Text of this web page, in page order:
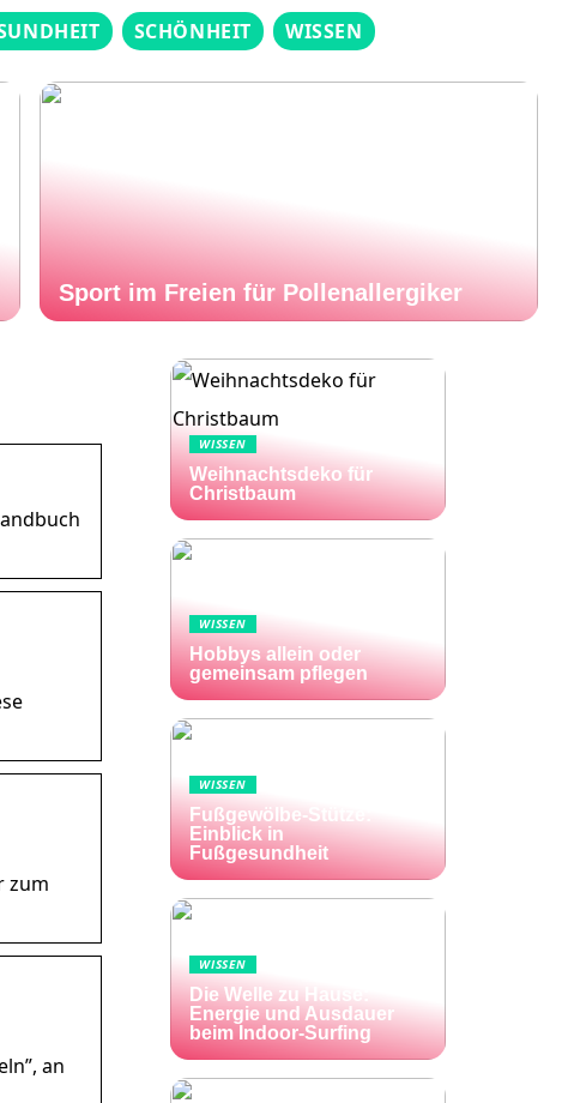
SCHÖNHEIT WISSEN
Sport im Freien für Pollenallergiker
zum
an
WISSEN
Weihnachtsdeko für
Christbaum
WISSEN
Hobbys allein oder
gemeinsam pflegen
WISSEN
Fußgewölbe-Stütze:
Einblick in
Fußgesundheit
WISSEN
Die Welle zu Hause:
Energie und Ausdauer
beim Indoor-Surfing